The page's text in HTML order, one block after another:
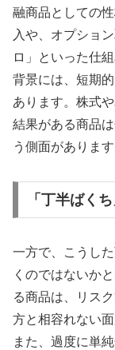
融商品としての
入や、オプショ
ロ」といった仕
背景には、短期
あります。株式
結果がある商品
う側面があります
「丁半ばく
一方で、こうし
くのではないか
る商品は、リス
方と相容れない面
また、過度に単